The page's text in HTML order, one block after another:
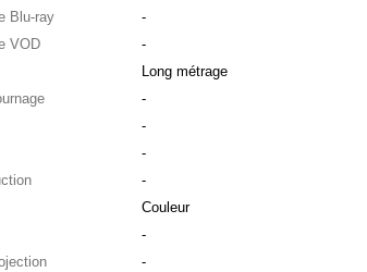
Blu-ray
-
VOD
-
Long métrage
-
-
-
-
Couleur
-
-